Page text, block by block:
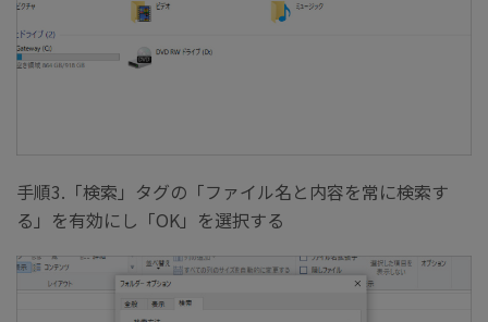
手順3.「検索」タグの「ファイル名と内容を常に検索す
る」を有効にし「OK」を選択する